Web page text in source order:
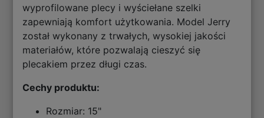
wyprofilowane plecy i wyściełane szelki
zapewniają komfort użytkowania. Model Jerry
został wykonany z trwałych, wysokiej jakości
materiałów, które pozwalają cieszyć się
plecakiem przez długi czas.
Cechy produktu:
Rozmiar: 15"